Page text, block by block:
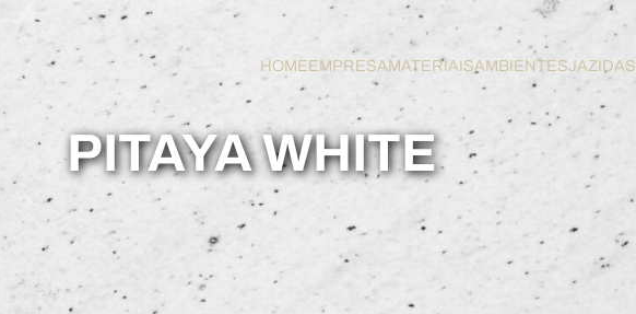
HOMEEMPRESAMATERIAISAMBIENTESJAZIDAS
PITAYA WHITE